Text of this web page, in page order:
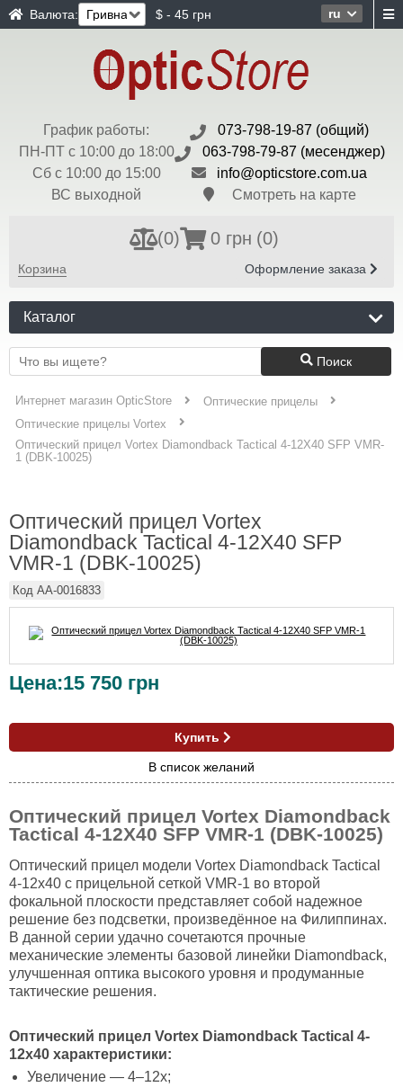
ru
Валюта: $ - 45 грн
График работы:
ПН-ПТ с 10:00 до 18:00
Сб с 10:00 до 15:00
ВС выходной
073-798-19-87 (общий)
063-798-79-87 (месенджер)
info@opticstore.com.ua
Смотреть на карте
(0) 0 грн (0)
Корзина Оформление заказа
Каталог
Поиск
Интернет магазин OpticStore
Оптические прицелы
Оптические прицелы Vortex
Оптический прицел Vortex Diamondback Tactical 4-12X40 SFP VMR-
1 (DBK-10025)
Оптический прицел Vortex
Diamondback Tactical 4-12X40 SFP
VMR-1 (DBK-10025)
Код AA-0016833
Цена:15 750 грн
Купить
В список желаний
Оптический прицел Vortex Diamondback
Tactical 4-12X40 SFP VMR-1 (DBK-10025)
Оптический прицел модели Vortex Diamondback Tactical
4-12x40 с прицельной сеткой VMR-1 во второй
фокальной плоскости представляет собой надежное
решение без подсветки, произведённое на Филиппинах.
В данной серии удачно сочетаются прочные
механические элементы базовой линейки Diamondback,
улучшенная оптика высокого уровня и продуманные
тактические решения.
Оптический прицел Vortex Diamondback Tactical 4-
12x40 характеристики:
Увеличение — 4–12x;